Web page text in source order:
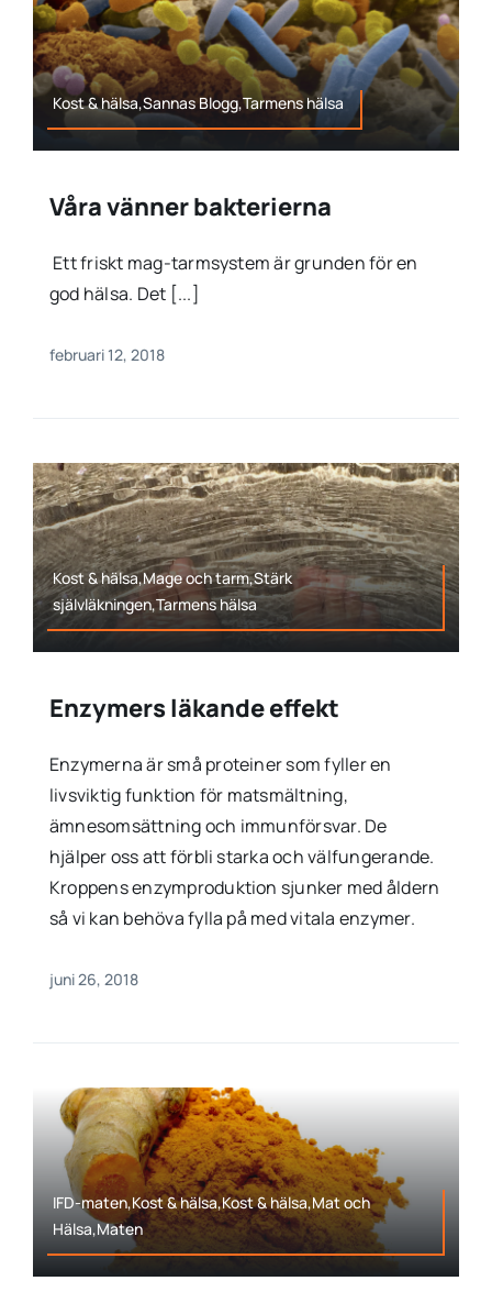
Kost & hälsa,Sannas Blogg,Tarmens hälsa
Våra vänner bakterierna
Ett friskt mag-tarmsystem är grunden för en
god hälsa. Det [...]
februari 12, 2018
Kost & hälsa,Mage och tarm,Stärk
självläkningen,Tarmens hälsa
Enzymers läkande effekt
Enzymerna är små proteiner som fyller en
livsviktig funktion för matsmältning,
ämnesomsättning och immunförsvar. De
hjälper oss att förbli starka och välfungerande.
Kroppens enzymproduktion sjunker med åldern
så vi kan behöva fylla på med vitala enzymer.
juni 26, 2018
IFD-maten,Kost & hälsa,Kost & hälsa,Mat och
Hälsa,Maten